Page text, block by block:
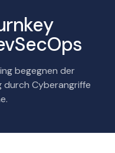
begegnen der
durch Cyberangriffe